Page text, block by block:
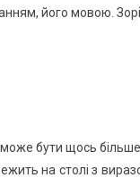
його мовою.
бути щось більше
на столі з